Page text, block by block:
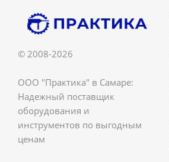
© 2008-2026
ООО "Практика" в Самаре:
Надежный поставщик
оборудования и
инструментов по выгодным
ценам